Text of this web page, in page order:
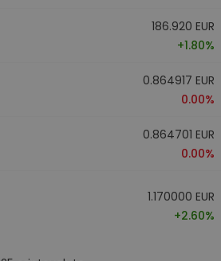
186.920 EUR
+1.80%
0.864917 EUR
0.00%
0.864701 EUR
0.00%
1.170000 EUR
+2.60%